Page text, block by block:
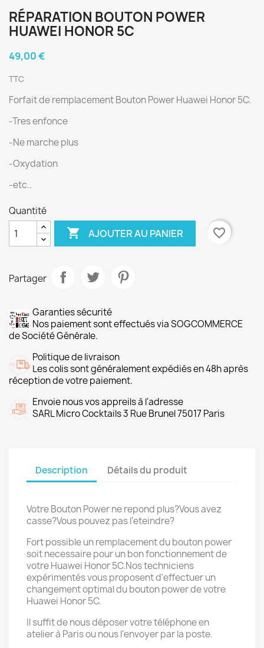
RÉPARATION BOUTON POWER
HUAWEI HONOR 5C
49,00 €
TTC
Forfait de remplacement Bouton Power Huawei Honor 5C.
-Tres enfonce
-Ne marche plus
-Oxydation
-etc..
Quantité
 AJOUTER AU PANIER favorite_border
Partager
Garanties sécurité
Nos paiement sont effectués via SOGCOMMERCE
de Société Générale.
Politique de livraison
Les colis sont généralement expédiés en 48h après
réception de votre paiement.
Envoie nous vos appreils à l'adresse
SARL Micro Cocktails 3 Rue Brunel 75017 Paris
Description Détails du produit
Votre Bouton Power ne repond plus?Vous avez
casse?Vous pouvez pas l'eteindre?
Fort possible un remplacement du bouton power
soit necessaire pour un bon fonctionnement de
votre Huawei Honor 5C.Nos techniciens
expérimentés vous proposent d'effectuer un
changement optimal du bouton power de votre
Huawei Honor 5C.
Il suffit de nous déposer votre téléphone en
atelier à Paris ou nous l'envoyer par la poste.